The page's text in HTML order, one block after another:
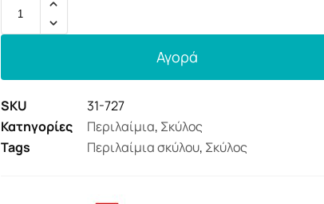
Αγορά
SKU
31-727
Κατηγορίες
Περιλαίμια, Σκύλος
Tags
Περιλαίμια σκύλου, Σκύλος